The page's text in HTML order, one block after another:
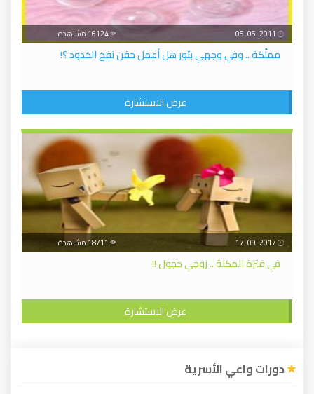
مملّكة .. وفي وجهي بثور هل أعمل حقن نفخ الخدود ؟!
عرض الاستشارة
في فترة المكلة .. زوجي خجول !!
عرض الاستشارة
دورات واعي الأسرية